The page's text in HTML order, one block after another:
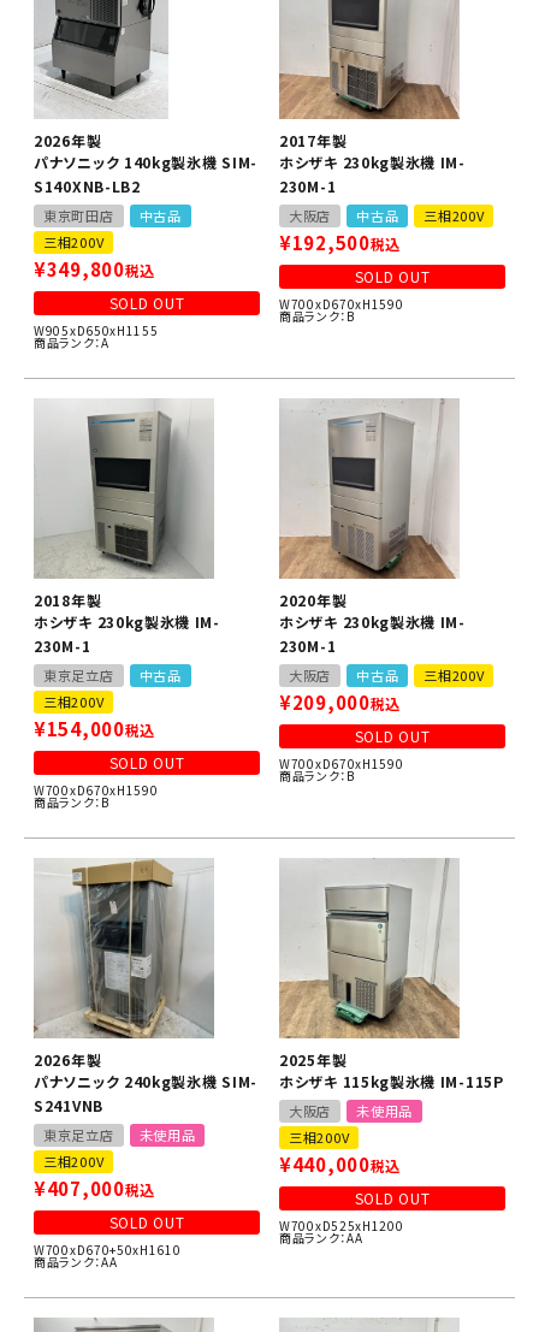
2026年製
パナソニック 140kg製氷機 SIM-
S140XNB-LB2
東京町田店
中古品
三相200V
¥349,800税込
SOLD OUT
W905xD650xH1155
商品ランク：A
2017年製
ホシザキ 230kg製氷機 IM-
230M-1
大阪店 中古品 三相200V
¥192,500税込
SOLD OUT
W700xD670xH1590
商品ランク：B
2018年製
ホシザキ 230kg製氷機 IM-
230M-1
東京足立店
中古品
三相200V
¥154,000税込
SOLD OUT
W700xD670xH1590
商品ランク：B
2020年製
ホシザキ 230kg製氷機 IM-
230M-1
大阪店 中古品 三相200V
¥209,000税込
SOLD OUT
W700xD670xH1590
商品ランク：B
2026年製
パナソニック 240kg製氷機 SIM-
S241VNB
東京足立店
未使用品
三相200V
¥407,000税込
SOLD OUT
W700xD670+50xH1610
商品ランク：AA
2025年製
ホシザキ 115kg製氷機 IM-115P
大阪店
未使用品
三相200V
¥440,000税込
SOLD OUT
W700xD525xH1200
商品ランク：AA